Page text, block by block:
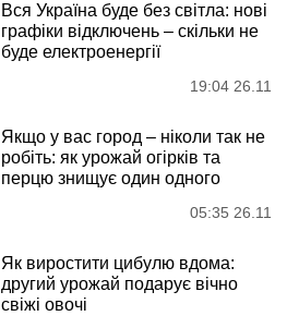
Вся Україна буде без світла: нові
графіки відключень – скільки не
буде електроенергії
19:04 26.11
Якщо у вас город – ніколи так не
робіть: як урожай огірків та
перцю знищує один одного
05:35 26.11
Як виростити цибулю вдома:
другий урожай подарує вічно
свіжі овочі